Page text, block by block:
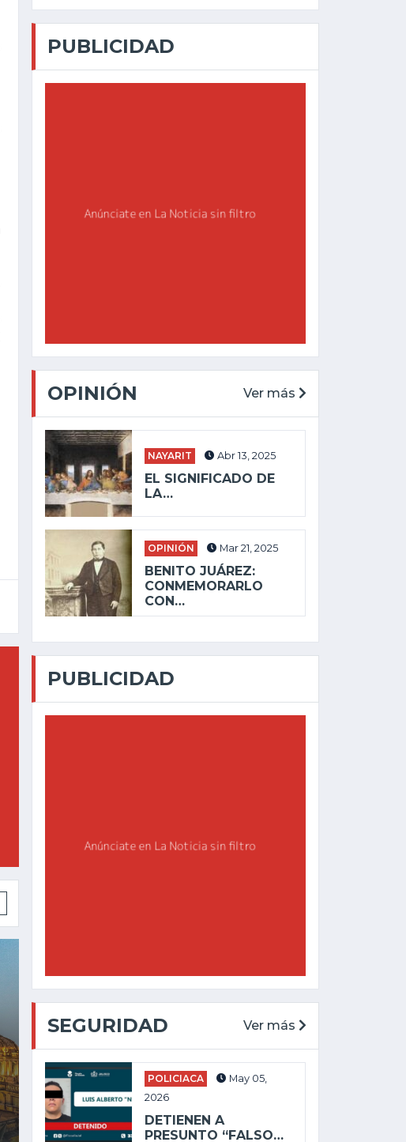
NACIONAL
Ago 03, 2026
SHEINBAUM REIVINDICA
PUBLICIDAD
OPINIÓN Ver más
NAYARIT Abr 13, 2025
EL SIGNIFICADO DE
LA…
OPINIÓN Mar 21, 2025
BENITO JUÁREZ:
CONMEMORARLO
CON…
PUBLICIDAD
SEGURIDAD Ver más
POLICIACA
May 05,
2026
DETIENEN A
PRESUNTO “FALSO…